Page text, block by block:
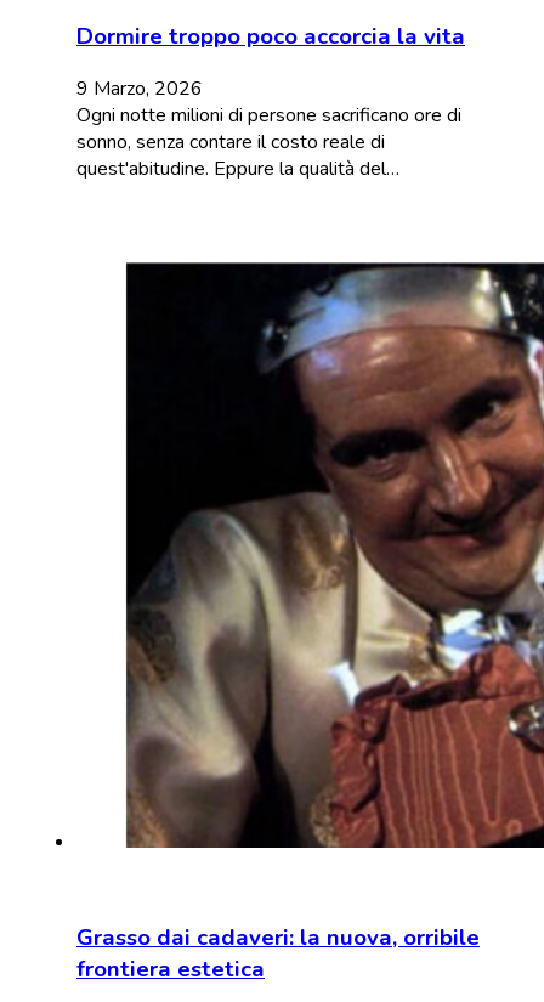
Dormire troppo poco accorcia la vita
9 Marzo, 2026
Ogni notte milioni di persone sacrificano ore di
sonno, senza contare il costo reale di
quest'abitudine. Eppure la qualità del…
Grasso dai cadaveri: la nuova, orribile
frontiera estetica